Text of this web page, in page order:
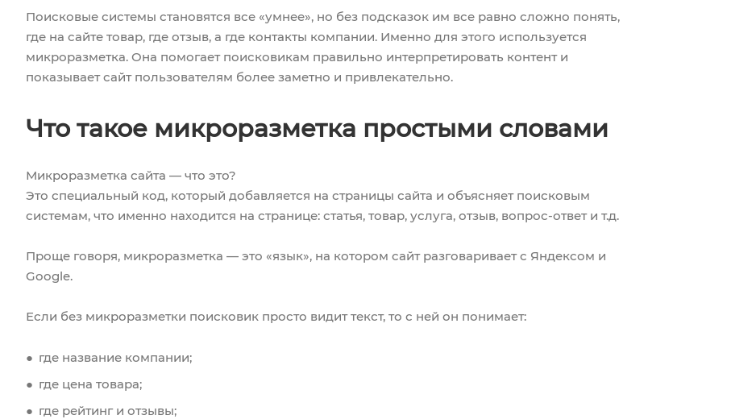
Поисковые системы становятся все «умнее», но без подсказок им все равно сложно понять,
где на сайте товар, где отзыв, а где контакты компании. Именно для этого используется
микроразметка. Она помогает поисковикам правильно интерпретировать контент и
показывает сайт пользователям более заметно и привлекательно.
Что такое микроразметка простыми словами
Микроразметка сайта — что это?
Это специальный код, который добавляется на страницы сайта и объясняет поисковым
системам, что именно находится на странице: статья, товар, услуга, отзыв, вопрос-ответ и т.д.
Проще говоря, микроразметка — это «язык», на котором сайт разговаривает с Яндексом и
Google.
Если без микроразметки поисковик просто видит текст, то с ней он понимает:
где название компании;
где цена товара;
где рейтинг и отзывы;